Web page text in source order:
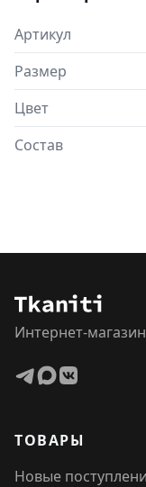
Артикул
Размер
Цвет
Состав
Интернет-
ТОВАРЫ
Новые